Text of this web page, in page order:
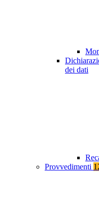
dei dati
Provvedimenti